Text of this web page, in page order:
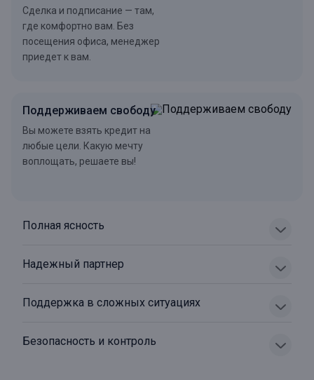
Сделка и подписание — там,
где комфортно вам. Без
посещения офиса, менеджер
приедет к вам.
Поддерживаем свободу
Вы можете взять кредит на
любые цели. Какую мечту
воплощать, решаете вы!
Полная ясность
Надежный партнер
Поддержка в сложных ситуациях
Безопасность и контроль